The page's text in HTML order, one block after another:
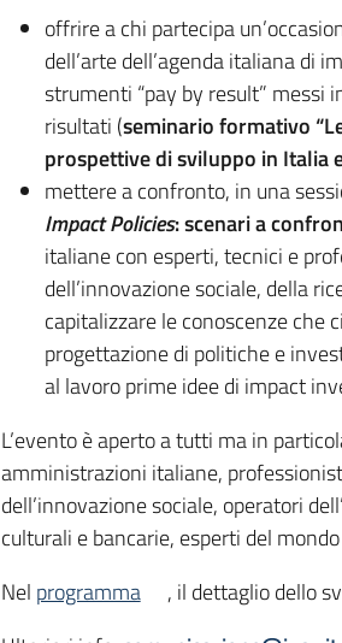
offrire a chi partecipa
dell’arte dell’agenda italiana di
strumenti “pay by result” messi
risultati (seminario formativo “
prospettive di sviluppo in Italia
mettere a confronto, in una
Impact Policies: scenari a
italiane con esperti, tecnici e
dell’innovazione sociale, della
capitalizzare le conoscenze che
progettazione di politiche e
al lavoro prime idee di impact
L’evento è aperto a tutti ma in
amministrazioni italiane,
dell’innovazione sociale, operatori
culturali e bancarie, esperti del
Nel programma
, il dettaglio dello